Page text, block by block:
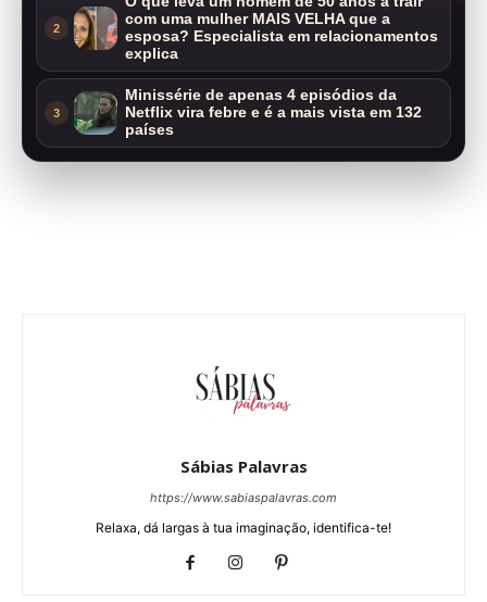
2
com uma mulher MAIS VELHA que a
esposa? Especialista em relacionamentos
explica
3
Minissérie de apenas 4 episódios da
Netflix vira febre e é a mais vista em 132
países
Sábias Palavras
https://www.sabiaspalavras.com
Relaxa, dá largas à tua imaginação, identifica-te!